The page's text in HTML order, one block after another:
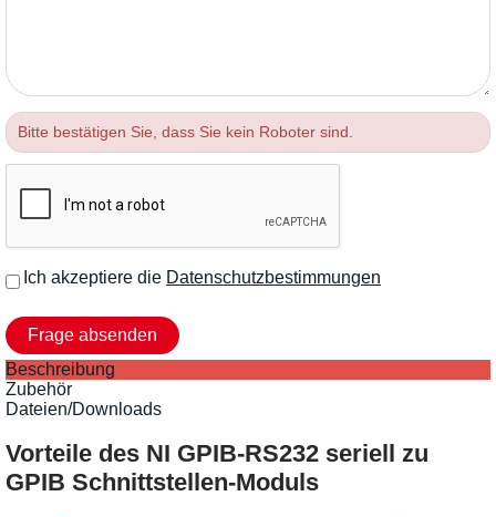
Bitte bestätigen Sie, dass Sie kein Roboter sind.
Ich akzeptiere die Datenschutzbestimmungen
Beschreibung
Zubehör
Dateien/Downloads
Vorteile des NI GPIB-RS232 seriell zu
GPIB Schnittstellen-Moduls